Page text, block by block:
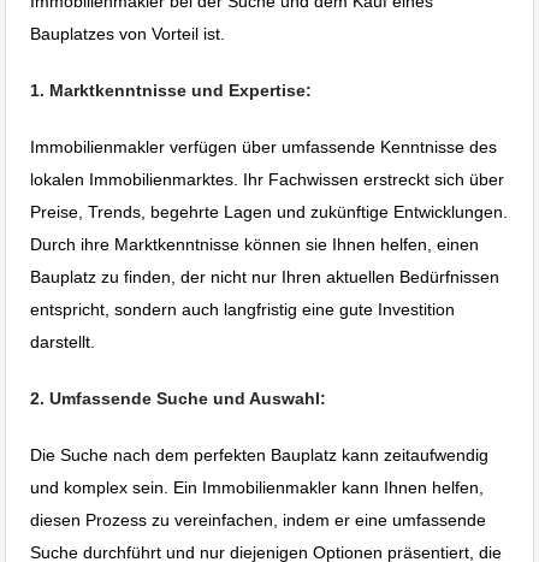
Bauplatzes von Vorteil ist.
1. Marktkenntnisse und Expertise:
Immobilienmakler verfügen über umfassende Kenntnisse des
lokalen Immobilienmarktes. Ihr Fachwissen erstreckt sich über
Preise, Trends, begehrte Lagen und zukünftige Entwicklungen.
Durch ihre Marktkenntnisse können sie Ihnen helfen, einen
Bauplatz zu finden, der nicht nur Ihren aktuellen Bedürfnissen
entspricht, sondern auch langfristig eine gute Investition
darstellt.
2. Umfassende Suche und Auswahl:
Die Suche nach dem perfekten Bauplatz kann zeitaufwendig
und komplex sein. Ein Immobilienmakler kann Ihnen helfen,
diesen Prozess zu vereinfachen, indem er eine umfassende
Suche durchführt und nur diejenigen Optionen präsentiert, die